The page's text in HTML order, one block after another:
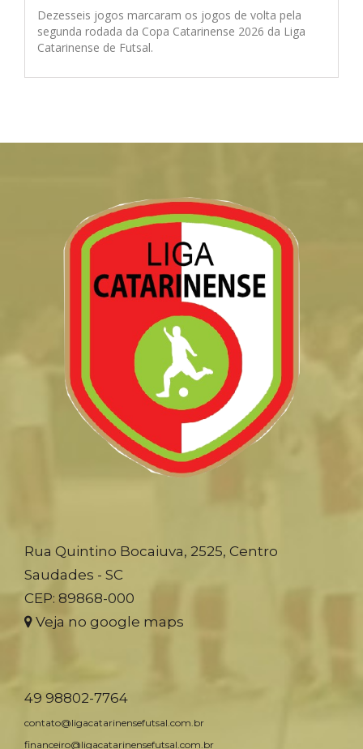
Dezesseis jogos marcaram os jogos de volta pela
segunda rodada da Copa Catarinense 2026 da Liga
Catarinense de Futsal.
Rua Quintino Bocaiuva, 2525, Centro
Saudades - SC
CEP: 89868-000
Veja no google maps
49 98802-7764
contato@ligacatarinensefutsal.com.br
financeiro@ligacatarinensefutsal.com.br